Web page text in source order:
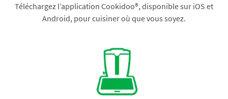
Téléchargez l’application Cookidoo®, disponible sur iOS et
Android, pour cuisiner où que vous soyez.